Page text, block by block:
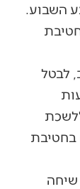
השבוע.
לבטל
1,600 שעות
בחטיבת
שיחה